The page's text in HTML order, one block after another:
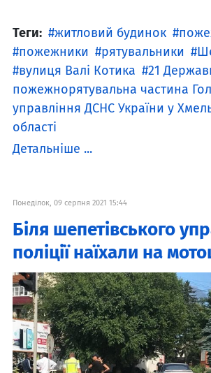
Теги: житловий будинок
пожежники
рятувальники
вулиця Валі Котика
21
пожежнорятувальна частина
управління ДСНС України у
області
Детальніше ...
Понеділок, 09 серпня 2021 15:44
Біля шепетівського
поліції наїхали на